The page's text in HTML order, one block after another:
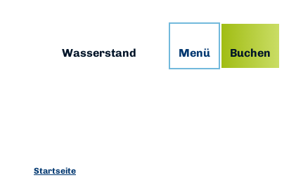
Wasserstand SucheMenü Buchen
Startseite